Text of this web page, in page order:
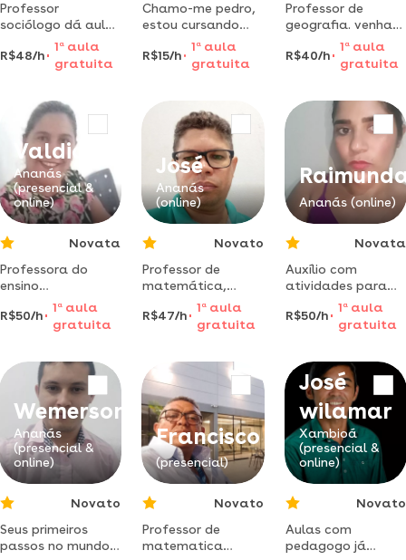
Professor
sociólogo dá aulas
de sociologia para
o ensino médio em
R$48/h
1 aaula
gratuita
Chamo-me pedro,
estou cursando
matemática, de
forma virtual
graças à ead,
honrosas da
obmep, sou
fanático por
matemática, e
estou disposto a
evoluir
constantemente,
ao aprender e
ensin
R$15/h
1 a aula
gratuita
Professor de
geografia. venha
aprender com um
método que é
garantia de
R$40/h
1 aaula
gratuita
Valdicelia
Ananás
(presencial &
online)
Novata
Professora do
ensino
fundamental.
adoro todas as
disciplinas oi meu
sou pedagogo de
paixão trabalho
varios anos como
professora . estou
R$50/h
1 aaula
gratuita
José
Ananás
(online)
Novato
Professor de
matemática,
formado pela
universidade
federal do estado
fundamental ii.
R$47/h
1 a aula
gratuita
Ananás (online)
Novata
Auxílio com
atividades para
casa séries iniciais
e ensino
fundamental.
inovadora.
R$50/h
1 aaula
gratuita
Wemerson
Ananás
(presencial &
online)
Novato
Seus primeiros
passos no mundo
Francisco
(presencial)
Novato
Professor de
matematica
José
wilamar
Xambioá
(presencial &
online)
Novato
Aulas com
pedagogo já